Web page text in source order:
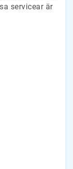
servicear är